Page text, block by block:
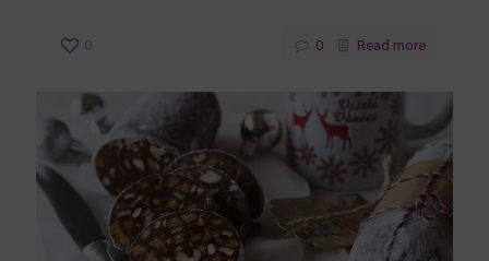
0 0 Read more